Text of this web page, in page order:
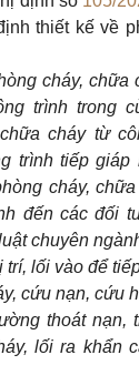
thiết kế về
cháy,
trình trong
cháy từ
trình tiếp
cháy,
đến các đối
chuyên
lối vào để
cứu nạn, cứu
thoát nạn,
lối ra khẩn